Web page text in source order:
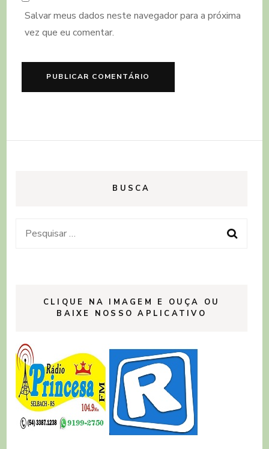
Salvar meus dados neste navegador para a próxima
vez que eu comentar.
BUSCA
Pesquisar
CLIQUE NA IMAGEM E OUÇA OU
BAIXE NOSSO APLICATIVO